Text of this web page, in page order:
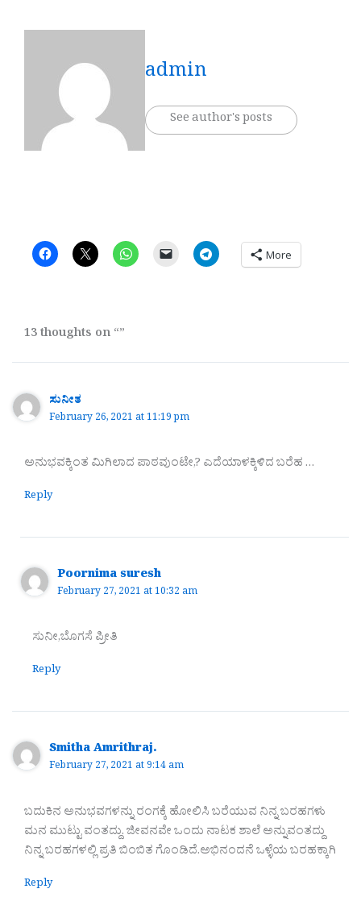
admin
See author's posts
More
13 thoughts on “”
ಸುನೀತ
February 26, 2021 at 11:19 pm
ಅನುಭವಕ್ಕಿಂತ ಮಿಗಿಲಾದ ಪಾಠವುಂಟೇ,? ಎದೆಯಾಳಕ್ಕಿಳಿದ ಬರೆಹ …
Reply
Poornima suresh
February 27, 2021 at 10:32 am
ಸುನೀ,ಬೊಗಸೆ ಪ್ರೀತಿ
Reply
Smitha Amrithraj.
February 27, 2021 at 9:14 am
ಬದುಕಿನ ಅನುಭವಗಳನ್ನು ರಂಗಕ್ಕೆ ಹೋಲಿಸಿ ಬರೆಯುವ ನಿನ್ನ ಬರಹಗಳು
ಮನ ಮುಟ್ಟು ವಂತದ್ದು. ಜೀವನವೇ ಒಂದು ನಾಟಕ ಶಾಲೆ ಅನ್ನುವಂತದ್ದು
ನಿನ್ನ ಬರಹಗಳಲ್ಲಿ ಪ್ರತಿ ಬಿಂಬಿತ ಗೊಂಡಿದೆ.ಅಭಿನಂದನೆ ಒಳ್ಳೆಯ ಬರಹಕ್ಕಾಗಿ
Reply